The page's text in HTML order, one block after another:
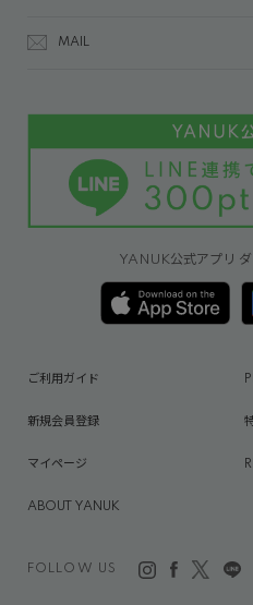
MAIL
YANUK公式アプリ
FOLLOW US
ご利用ガイド
新規会員登録
マイページ
ABOUT YANUK